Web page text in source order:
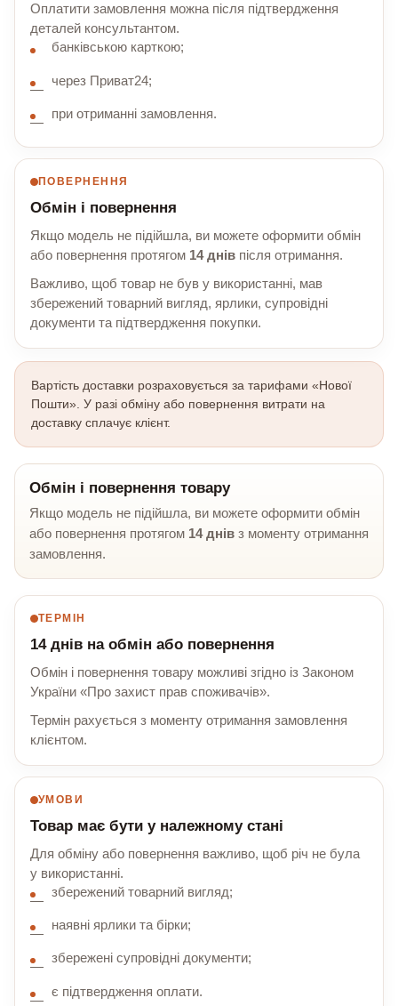
Оплатити замовлення можна після підтвердження
деталей консультантом.
банківською карткою;
через Приват24;
при отриманні замовлення.
ПОВЕРНЕННЯ
Обмін і повернення
Якщо модель не підійшла, ви можете оформити обмін
або повернення протягом 14 днів після отримання.
Важливо, щоб товар не був у використанні, мав
збережений товарний вигляд, ярлики, супровідні
документи та підтвердження покупки.
Вартість доставки розраховується за тарифами «Нової
Пошти». У разі обміну або повернення витрати на
доставку сплачує клієнт.
Обмін і повернення товару
Якщо модель не підійшла, ви можете оформити обмін
або повернення протягом 14 днів з моменту отримання
замовлення.
ТЕРМІН
14 днів на обмін або повернення
Обмін і повернення товару можливі згідно із Законом
України «Про захист прав споживачів».
Термін рахується з моменту отримання замовлення
клієнтом.
УМОВИ
Товар має бути у належному стані
Для обміну або повернення важливо, щоб річ не була
у використанні.
збережений товарний вигляд;
наявні ярлики та бірки;
збережені супровідні документи;
є підтвердження оплати.